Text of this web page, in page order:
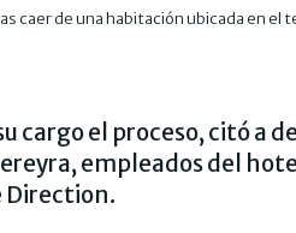
caer de una habitación ubicada en el
cargo el proceso, citó a
empleados del
Direction.